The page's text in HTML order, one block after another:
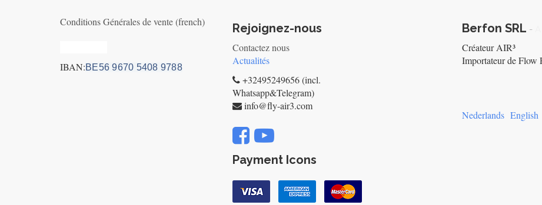
Conditions Générales de vente (french)
IBAN:BE56 9670 5408 9788
Rejoignez-nous
Contactez nous
Actualités
+32495249656 (incl.
Whatsapp&Telegram)
info@fly-air3.com
Payment Icons
Berfon SRL -
Créateur AIR³
Importateur de Flow
Nederlands English